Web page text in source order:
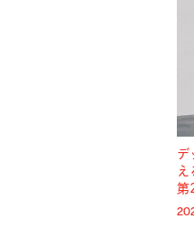
デ
え
第